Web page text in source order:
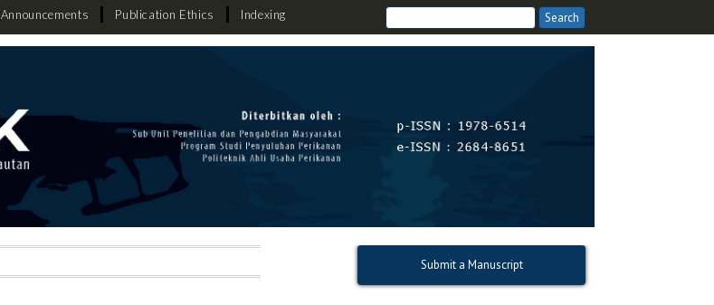
Announcements Publication Ethics Indexing
Submit a Manuscript